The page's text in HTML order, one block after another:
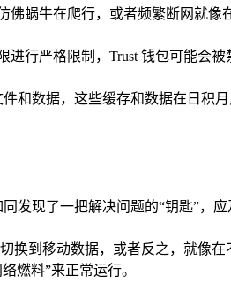
蜗牛在爬行，或者频繁断网就像
行严格限制，Trust 钱包可能会
和数据，这些缓存和数据在日积
发现了一把解决问题的“钥匙”，应
换到移动数据，或者反之，就像
燃料”来正常运行。